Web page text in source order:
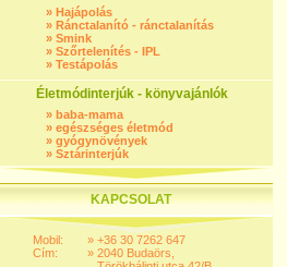
» Hajápolás
» Ránctalanító - ránctalanítás
» Smink
» Szőrtelenítés - IPL
» Testápolás
Életmódinterjúk - könyvajánlók
» baba-mama
» egészséges életmód
» gyógynövények
» Sztárinterjúk
KAPCSOLAT
Mobil:
Cím:
»
»
+36 30 7262 647
2040 Budaörs,